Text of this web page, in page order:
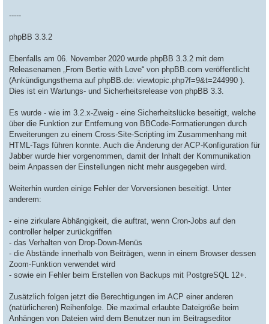
-----
phpBB 3.3.2
Ebenfalls am 06. November 2020 wurde phpBB 3.3.2 mit dem
Releasenamen „From Bertie with Love“ von phpBB.com veröffentlicht
(Ankündigungsthema auf phpBB.de: viewtopic.php?f=9&t=244990 ).
Dies ist ein Wartungs- und Sicherheitsrelease von phpBB 3.3.
Es wurde - wie im 3.2.x-Zweig - eine Sicherheitslücke beseitigt, welche
über die Funktion zur Entfernung von BBCode-Formatierungen durch
Erweiterungen zu einem Cross-Site-Scripting im Zusammenhang mit
HTML-Tags führen konnte. Auch die Änderung der ACP-Konfiguration für
Jabber wurde hier vorgenommen, damit der Inhalt der Kommunikation
beim Anpassen der Einstellungen nicht mehr ausgegeben wird.
Weiterhin wurden einige Fehler der Vorversionen beseitigt. Unter
anderem:
- eine zirkulare Abhängigkeit, die auftrat, wenn Cron-Jobs auf den
controller helper zurückgriffen
- das Verhalten von Drop-Down-Menüs
- die Abstände innerhalb von Beiträgen, wenn in einem Browser dessen
Zoom-Funktion verwendet wird
- sowie ein Fehler beim Erstellen von Backups mit PostgreSQL 12+.
Zusätzlich folgen jetzt die Berechtigungen im ACP einer anderen
(natürlicheren) Reihenfolge. Die maximal erlaubte Dateigröße beim
Anhängen von Dateien wird dem Benutzer nun im Beitragseditor